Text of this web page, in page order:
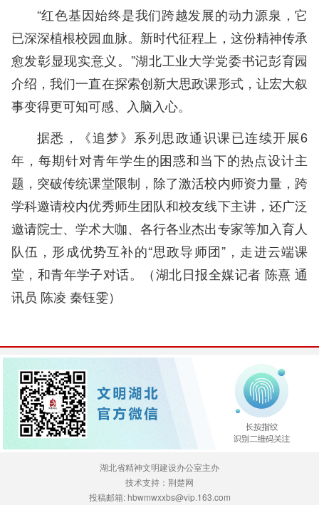
“红色基因始终是我们跨越发展的动力源泉，它
已深深植根校园血脉。新时代征程上，这份精神传承
愈发彰显现实意义。”湖北工业大学党委书记彭育园
介绍，我们一直在探索创新大思政课形式，让宏大叙
事变得更可知可感、入脑入心。
据悉，《追梦》系列思政通识课已连续开展6
年，每期针对青年学生的困惑和当下的热点设计主
题，突破传统课堂限制，除了激活校内师资力量，跨
学科邀请校内优秀师生团队和校友线下主讲，还广泛
邀请院士、学术大咖、各行各业杰出专家等加入育人
队伍，形成优势互补的“思政导师团”，走进云端课
堂，和青年学子对话。（湖北日报全媒记者 陈熹通
讯员 陈凌 秦钰雯）
湖北省精神文明建设办公室主办
技术支持：荆楚网
投稿邮箱: hbwmwxxbs@vip.163.com